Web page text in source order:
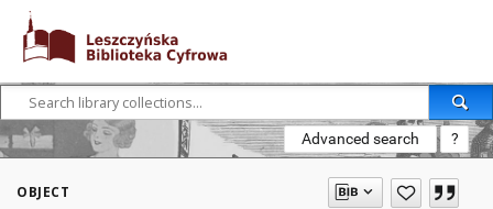
Advanced search ?
OBJECT